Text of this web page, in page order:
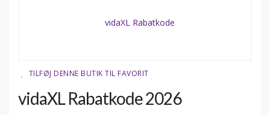
TILFØJ DENNE BUTIK TIL FAVORIT
vidaXL Rabatkode 2026